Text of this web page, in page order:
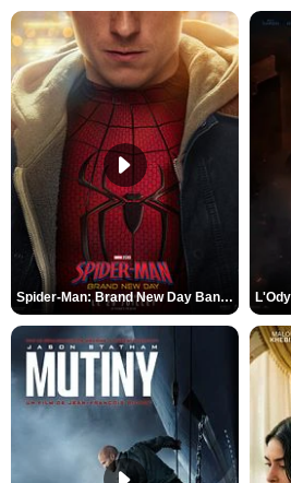
Spider-Man: Brand New Day Bande-annonce VO STFR